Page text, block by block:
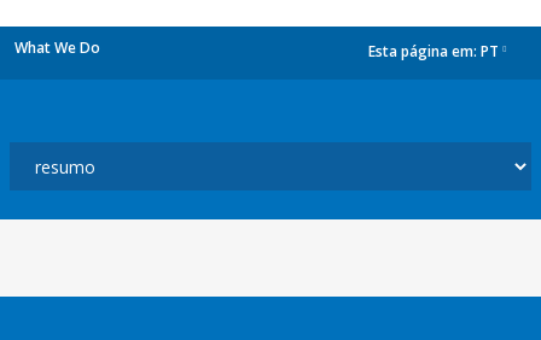
What We Do Esta página em: PT